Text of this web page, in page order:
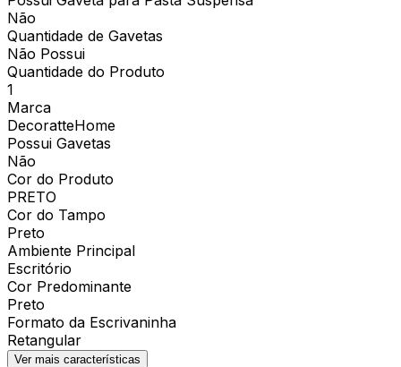
Não
Quantidade de Gavetas
Não Possui
Quantidade do Produto
1
Marca
DecoratteHome
Possui Gavetas
Não
Cor do Produto
PRETO
Cor do Tampo
Preto
Ambiente Principal
Escritório
Cor Predominante
Preto
Formato da Escrivaninha
Retangular
Ver mais características